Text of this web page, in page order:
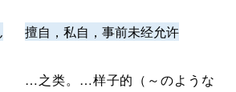
擅自，私自，事前未经允许
…之类。…样子的（～のような